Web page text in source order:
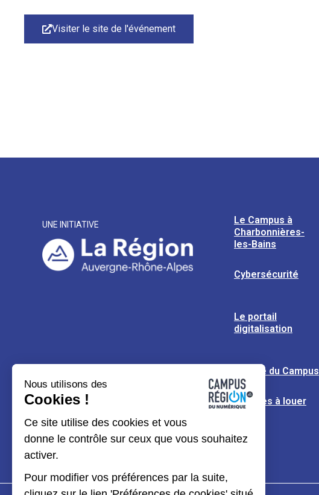
Visiter le site de l'événement
UNE INITIATIVE
Le Campus à
Charbonnières-
les-Bains
Cybersécurité
Le portail
digitalisation
L’usine du Campus
Espaces à louer
Nous utilisons des
Cookies !
Ce site utilise des cookies et vous
donne le contrôle sur ceux que vous souhaitez
activer.
Pour modifier vos préférences par la suite,